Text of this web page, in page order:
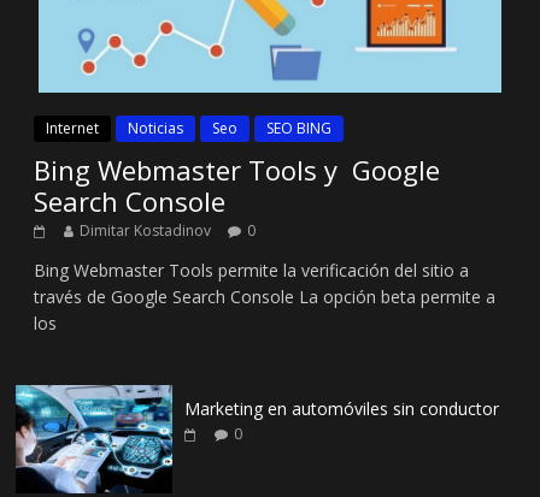
Internet Noticias Seo SEO BING
Bing Webmaster Tools y Google
Search Console
Dimitar Kostadinov 0
Bing Webmaster Tools permite la verificación del sitio a
través de Google Search Console La opción beta permite a
los
Marketing en automóviles sin conductor
0